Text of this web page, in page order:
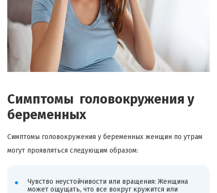
Симптомы головокружения у
беременных
Симптомы головокружения у беременных женщин по утрам
могут проявляться следующим образом:
Чувство неустойчивости или вращения: Женщина
может ощущать, что все вокруг кружится или